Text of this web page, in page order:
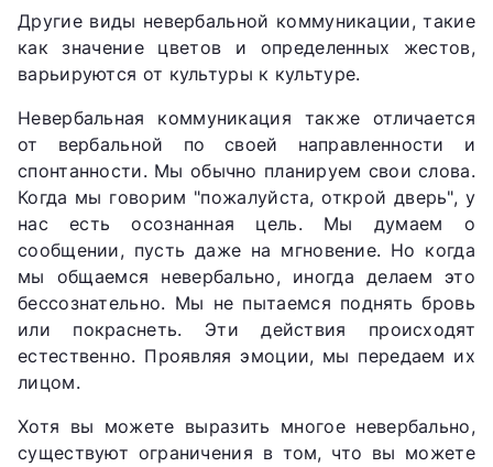
Другие виды невербальной коммуникации, такие
как значение цветов и определенных жестов,
варьируются от культуры к культуре.
Невербальная коммуникация также отличается
от вербальной по своей направленности и
спонтанности. Мы обычно планируем свои слова.
Когда мы говорим "пожалуйста, открой дверь", у
нас есть осознанная цель. Мы думаем о
сообщении, пусть даже на мгновение. Но когда
мы общаемся невербально, иногда делаем это
бессознательно. Мы не пытаемся поднять бровь
или покраснеть. Эти действия происходят
естественно. Проявляя эмоции, мы передаем их
лицом.
Хотя вы можете выразить многое невербально,
существуют ограничения в том, что вы можете